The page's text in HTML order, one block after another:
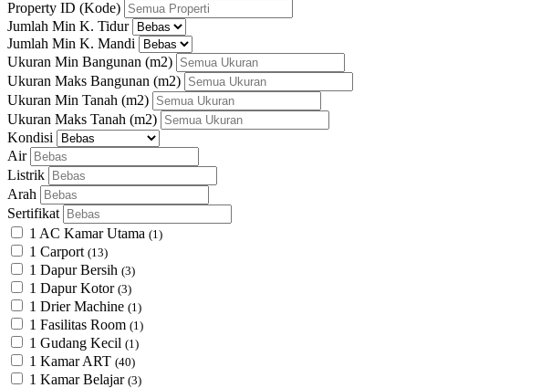
Property ID (Kode)
Jumlah Min K. Tidur
Jumlah Min K. Mandi
Ukuran Min Bangunan (m2)
Ukuran Maks Bangunan (m2)
Ukuran Min Tanah (m2)
Ukuran Maks Tanah (m2)
Kondisi
Air
Listrik
Arah
Sertifikat
1 AC Kamar Utama (1)
1 Carport (13)
1 Dapur Bersih (3)
1 Dapur Kotor (3)
1 Drier Machine (1)
1 Fasilitas Room (1)
1 Gudang Kecil (1)
1 Kamar ART (40)
1 Kamar Belajar (3)